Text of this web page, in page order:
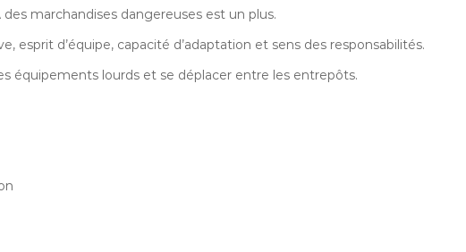
marchandises dangereuses est un plus.
esprit d’équipe, capacité d’adaptation et sens des responsabilités.
équipements lourds et se déplacer entre les entrepôts.